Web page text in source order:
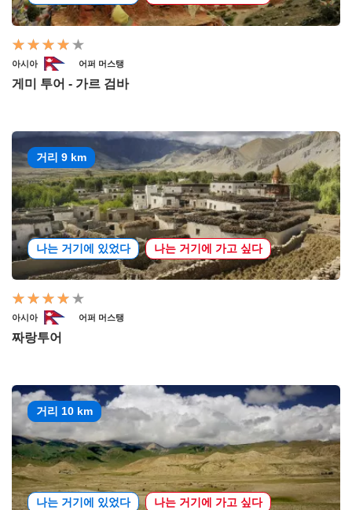
아시아 어퍼 머스탱
게미 투어 - 가르 검바
거리 9 km
나는 거기에 있었다 나는 거기에 가고 싶다
아시아 어퍼 머스탱
짜랑투어
거리 10 km
나는 거기에 있었다 나는 거기에 가고 싶다